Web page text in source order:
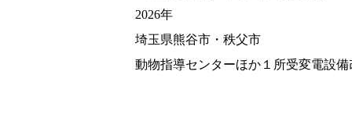
2026年
埼玉県熊谷市・秩父市
動物指導センターほか１所受変電設備